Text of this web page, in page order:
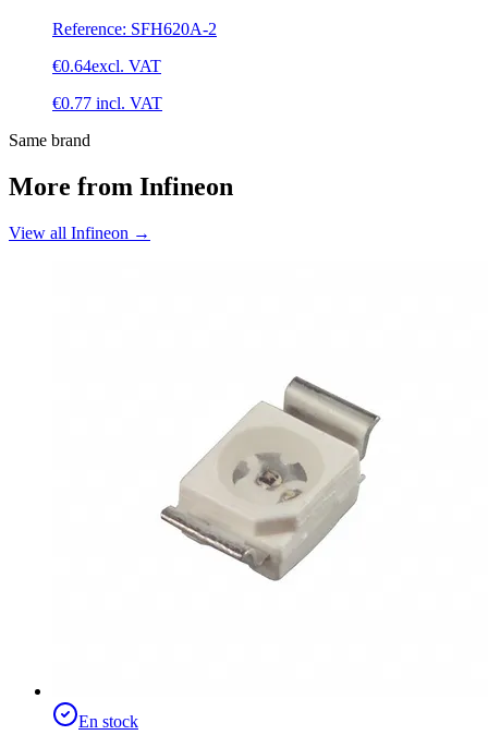
Reference: SFH620A-2
€0.64excl. VAT
€0.77 incl. VAT
Same brand
More from Infineon
View all Infineon →
En stock